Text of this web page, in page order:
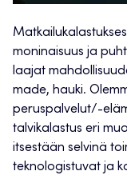
moninaisuus ja
laajat
made, hauki.
peruspalvelut/-
talvikalastus eri
itsestään selvinä
teknologistuvat ja